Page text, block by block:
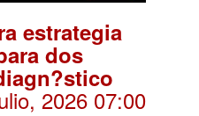
estrategia
dos
2026 07:00